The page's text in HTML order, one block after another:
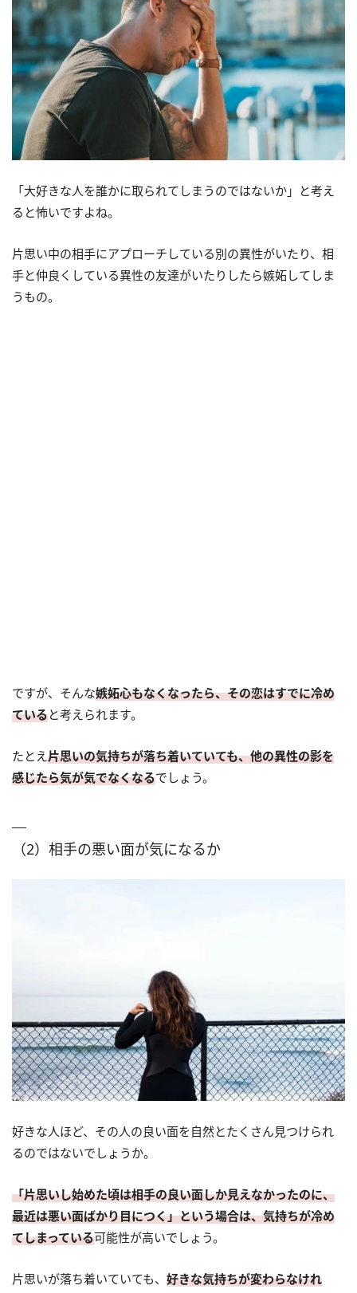
「大好きな人を誰かに取られてしまうのではないか」と考え
ると怖いですよね。
片思い中の相手にアプローチしている別の異性がいたり、相
手と仲良くしている異性の友達がいたりしたら嫉妬してしま
うもの。
ですが、そんな嫉妬心もなくなったら、その恋はすでに冷め
ていると考えられます。
たとえ 片思いの気持ちが落ち着いていても、他の異性の影を
感じたら気が気でなくなるでしょう。
（2）相手の悪い面が気になるか
好きな人ほど、その人の良い面を自然とたくさん見つけられ
るのではないでしょうか。
「片思いし始めた頃は相手の良い面しか見えなかったのに、
最近は悪い面ばかり目につく」という場合は、気持ちが冷め
てしまっている可能性が高いでしょう。
片思いが落ち着いていても、 好きな気持ちが変わらなけれ